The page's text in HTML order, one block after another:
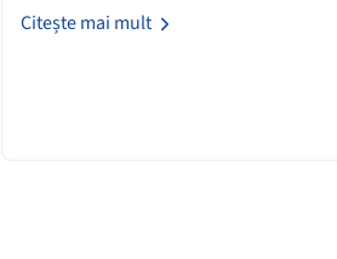
Citește mai mult